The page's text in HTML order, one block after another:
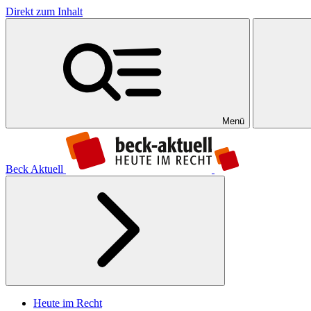
Direkt zum Inhalt
Menü
Beck Aktuell
Heute im Recht